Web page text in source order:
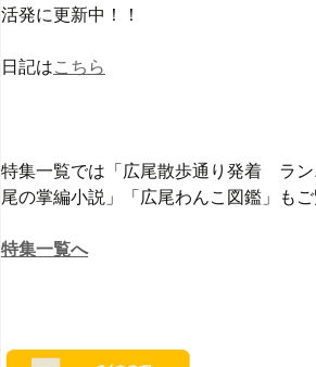
活発に更新中！！
日記はこちら
特集一覧では「広尾散歩通り発着 ラ
尾の掌編小説」「広尾わんこ図鑑」も
特集一覧へ